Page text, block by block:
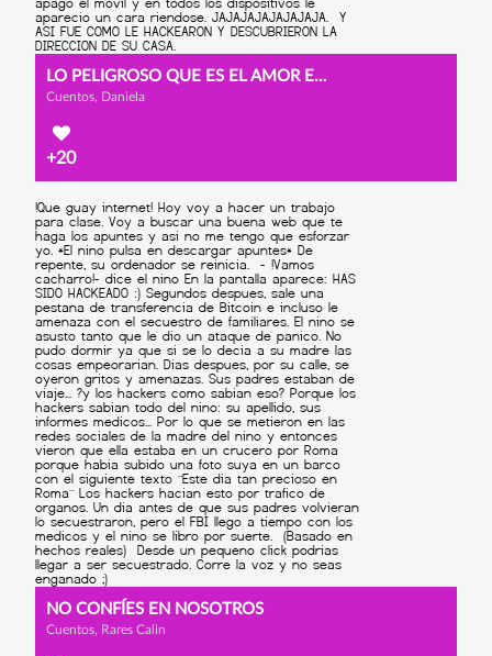
LO PELIGROSO QUE ES EL AMOR EN INTERNET
Cuentos, Daniela
+20
NO CONFÍES EN NOSOTROS
Cuentos, Rares Calin